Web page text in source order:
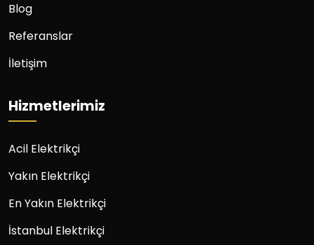
Blog
Referanslar
İletişim
Hizmetlerimiz
Acil Elektrikçi
Yakın Elektrikçi
En Yakın Elektrikçi
İstanbul Elektrikçi